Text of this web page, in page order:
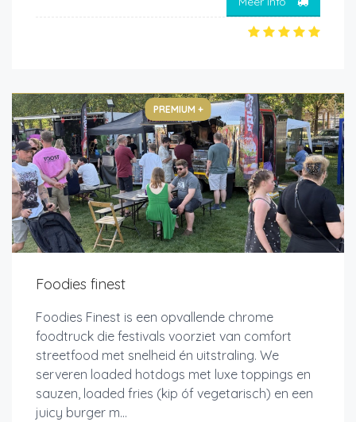
PREMIUM +
Foodies finest
Foodies Finest is een opvallende chrome
foodtruck die festivals voorziet van comfort
streetfood met snelheid én uitstraling. We
serveren loaded hotdogs met luxe toppings en
sauzen, loaded fries (kip óf vegetarisch) en een
juicy burger m...